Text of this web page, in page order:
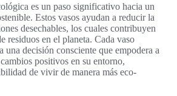
es un paso significativo hacia un
Estos vasos ayudan a reducir la
desechables, los cuales contribuyen
residuos en el planeta. Cada vaso
una decisión consciente que empodera a
positivos en su entorno,
de vivir de manera más eco-